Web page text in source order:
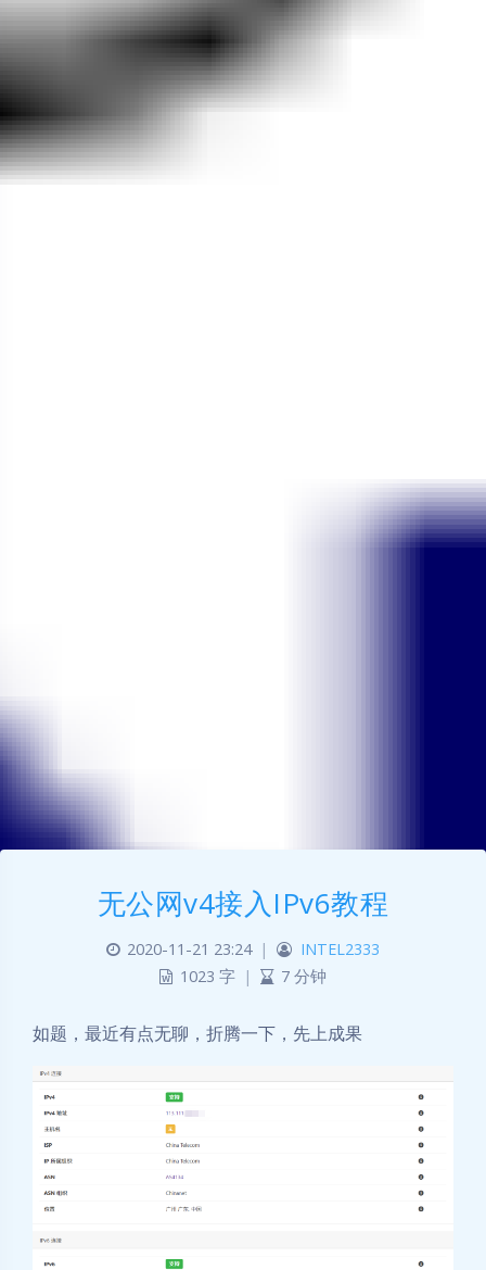
无公网v4接入IPv6教程
2020-11-21 23:24 |
INTEL2333
1023 字 | 7 分钟
如题，最近有点无聊，折腾一下，先上成果